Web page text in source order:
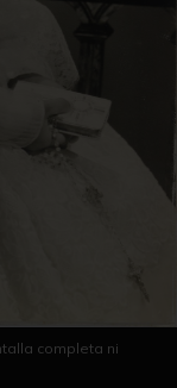
completa ni